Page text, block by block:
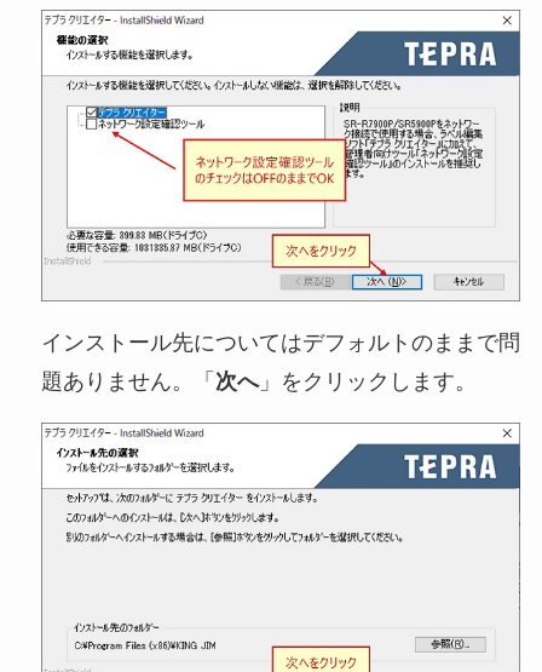
インストール先についてはデフォルトのままで問
題ありません。「 次へ」をクリックします。